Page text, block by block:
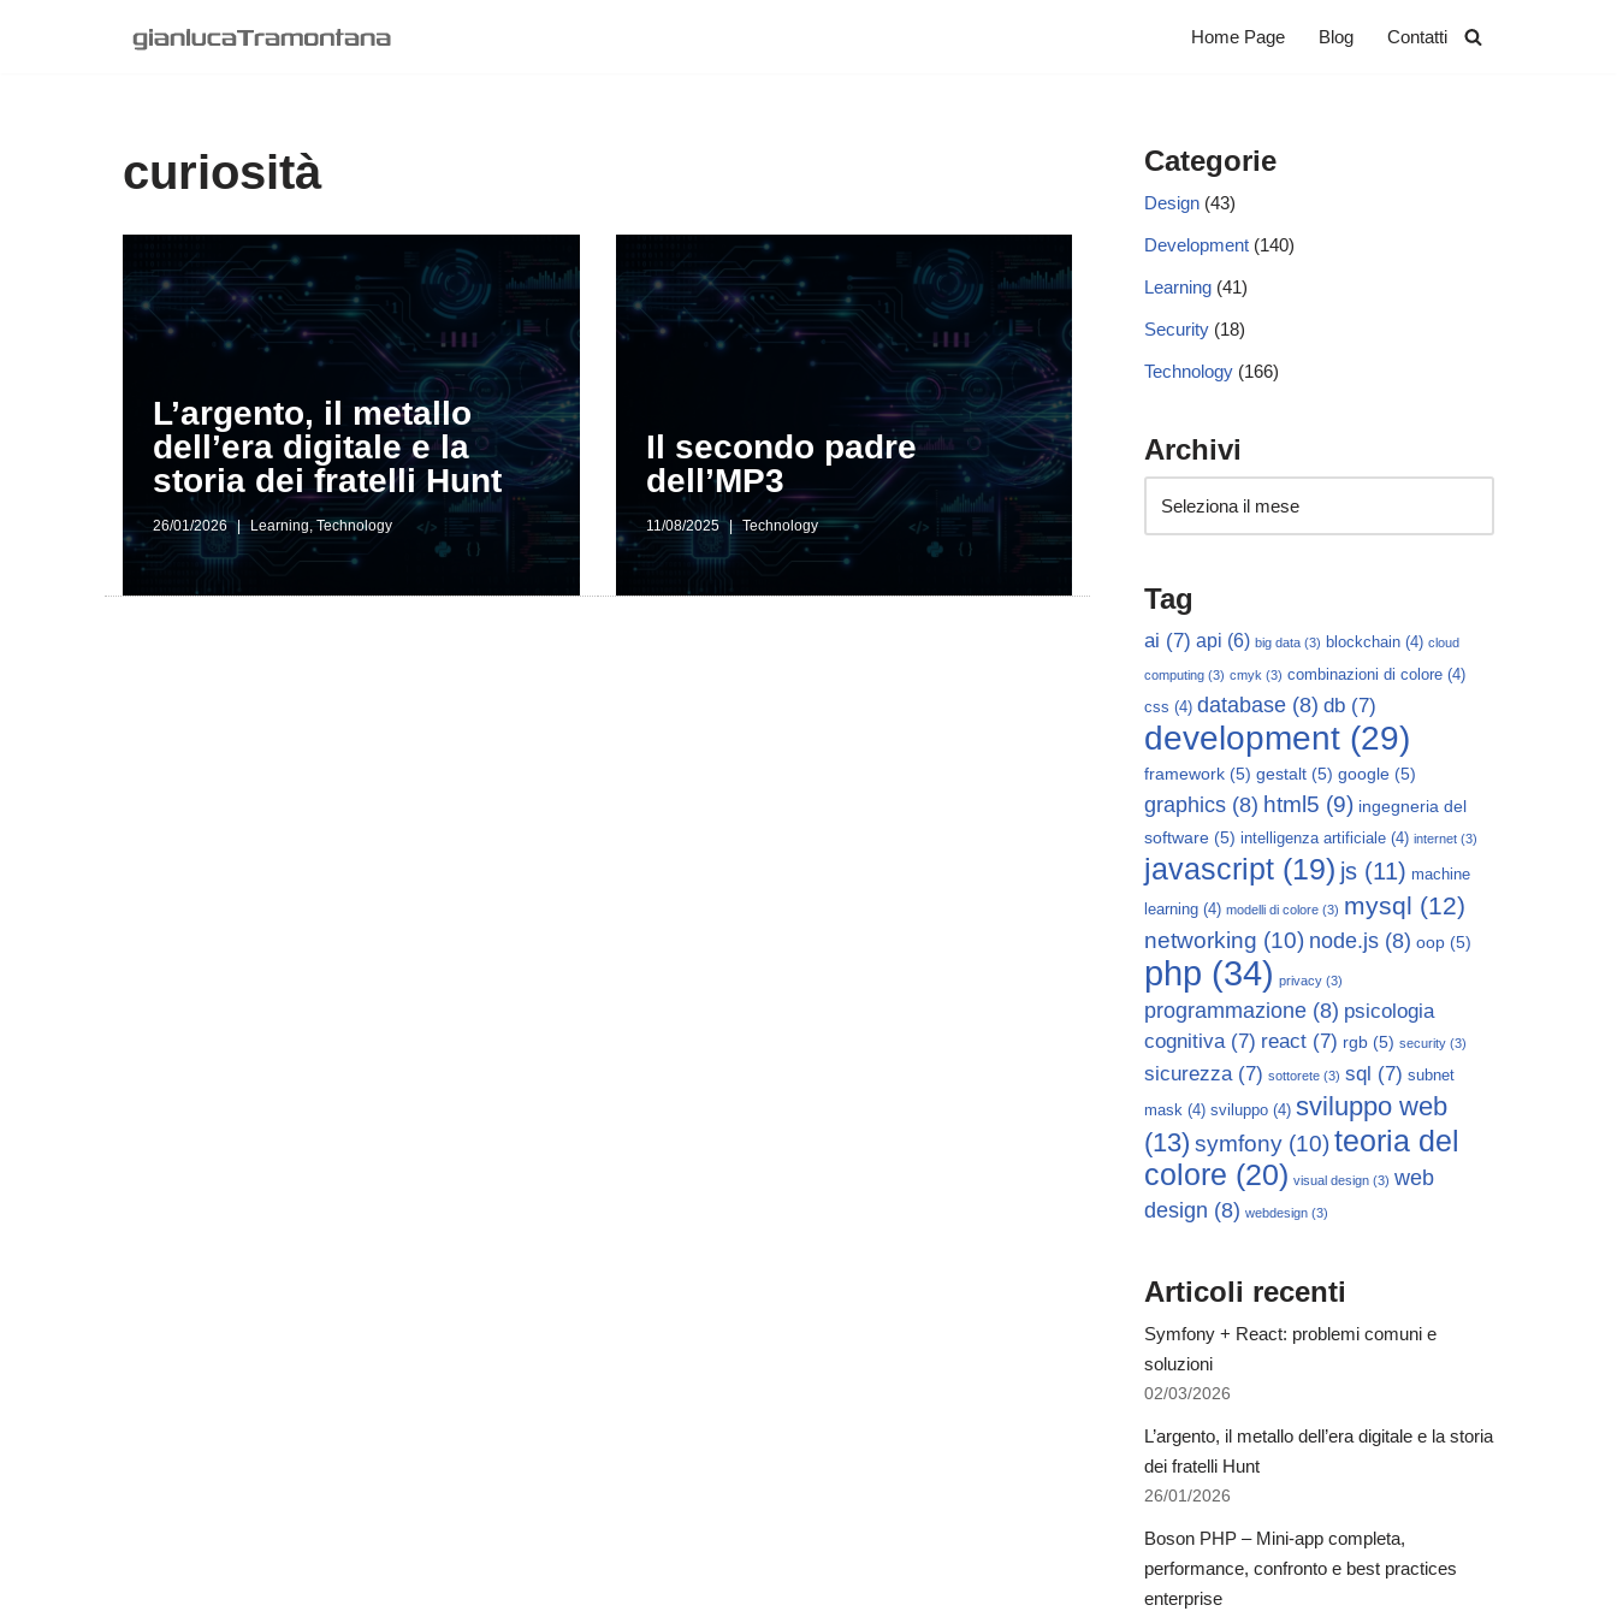
Home Page Blog Contatti
curiosità
L’argento, il metallo
dell’era digitale e la
storia dei fratelli Hunt
26/01/2026 Learning, Technology
Il secondo padre
dell’MP3
11/08/2025 Technology
Categorie
Design (43)
Development (140)
Learning (41)
Security (18)
Technology (166)
Archivi
Tag
ai (7) api (6) big data (3) blockchain (4) cloud
computing (3) cmyk (3) combinazioni di colore (4)
css (4) database (8) db (7)
development (29)
framework (5) gestalt (5) google (5)
graphics (8) html5 (9) ingegneria del
software (5) intelligenza artificiale (4) internet (3)
javascript (19) js (11) machine
learning (4) modelli di colore (3) mysql (12)
networking (10) node.js (8) oop (5)
php (34) privacy (3)
programmazione (8) psicologia
cognitiva(7) react (7) rgb (5) security (3)
sicurezza(7) sottorete (3) sql (7) subnet
mask (4) sviluppo (4) sviluppo web
(13) symfony (10)teoria del
colore (20) visual design (3) web
design (8) webdesign (3)
Articoli recenti
Symfony + React: problemi comuni e
soluzioni
02/03/2026
L’argento, il metallo dell’era digitale e la storia
dei fratelli Hunt
26/01/2026
Boson PHP – Mini-app completa,
performance, confronto e best practices
enterprise